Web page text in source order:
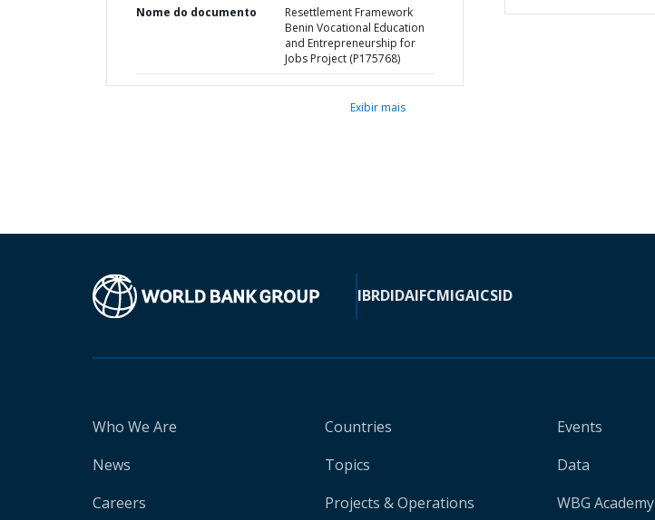
Nome do documento
Resettlement Framework
Benin Vocational Education
and Entrepreneurship for
Jobs Project (P175768)
Exibir mais
IBRDIDAIFCMIGAICSID
Who We Are
News
Careers
Countries
Topics
Projects & Operations
Events
Data
WBG Academy